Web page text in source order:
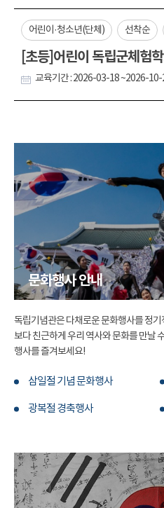
어린이·청소년(단체) 선착순
[초등]어린이 독립군체험
교육기간 : 2026-03-18 ~2026-10-
문화행사 안내
독립기념관은 다채로운 문화행사를 정
보다 친근하게 우리 역사와 문화를 만날
행사를 즐겨보세요!
삼일절 기념 문화행사
광복절 경축행사